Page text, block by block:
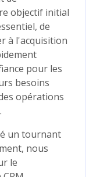
objectif initial
de
à l'acquisition
pour les
besoins
opérations
un tournant
nous
le